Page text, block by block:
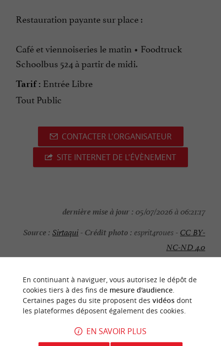
Restauration payante sur place :
Café et viennoiseries le matin • Foodtruck
Schoolbus 524 à partir de midi.
Tarif : Entrée Libre
Tout Public
CONTACTER L'ORGANISATEUR
SITE INTERNET DE L'ÉVÈNEMENT
dernière mise à jour : 05/07/2026 à 06:21:17
Source : Sirtaqui-Crédit photo : esprit4roues -CC BY-
NC-ND 4.0
NOUS AVONS TESTÉPOUR VOUS
En continuant à naviguer, vous autorisez le dépôt de
cookies tiers à des fins de mesure d'audience.
Certaines pages du site proposent des vidéosdont
les plateformes déposent également des cookies.
EN SAVOIR PLUS